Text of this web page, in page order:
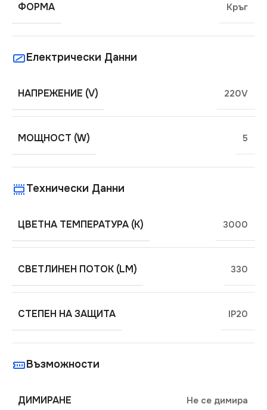
ФОРМА Кръг
Електрически Данни
НАПРЕЖЕНИЕ (V) 220V
МОЩНОСТ (W) 5
Технически Данни
ЦВЕТНА ТЕМПЕРАТУРА (K) 3000
СВЕТЛИНЕН ПОТОК (LM) 330
СТЕПЕН НА ЗАЩИТА IP20
Възможности
ДИМИРАНЕ Не се димира